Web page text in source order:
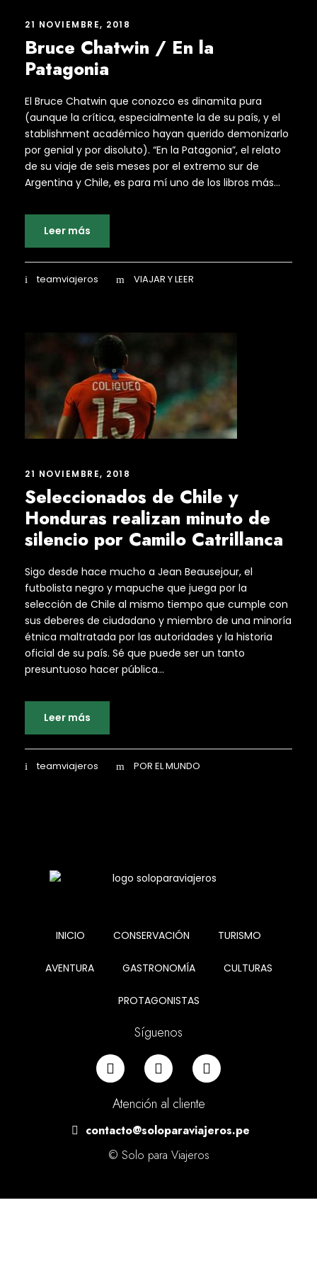
21 NOVIEMBRE, 2018
Bruce Chatwin / En la
Patagonia
El Bruce Chatwin que conozco es dinamita pura
(aunque la crítica, especialmente la de su país, y el
stablishment académico hayan querido demonizarlo
por genial y por disoluto). “En la Patagonia”, el relato
de su viaje de seis meses por el extremo sur de
Argentina y Chile, es para mí uno de los libros más...
Leer más
teamviajeros VIAJAR Y LEER
21 NOVIEMBRE, 2018
Seleccionados de Chile y
Honduras realizan minuto de
silencio por Camilo Catrillanca
Sigo desde hace mucho a Jean Beausejour, el
futbolista negro y mapuche que juega por la
selección de Chile al mismo tiempo que cumple con
sus deberes de ciudadano y miembro de una minoría
étnica maltratada por las autoridades y la historia
oficial de su país. Sé que puede ser un tanto
presuntuoso hacer pública...
Leer más
teamviajeros POR EL MUNDO
INICIO CONSERVACIÓN TURISMO
AVENTURA GASTRONOMÍA CULTURAS
PROTAGONISTAS
Síguenos
Atención al cliente
contacto@soloparaviajeros.pe
© Solo para Viajeros